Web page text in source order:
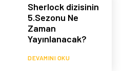
Sherlock dizisinin
5.Sezonu Ne
Zaman
Yayınlanacak?
DEVAMINI OKU